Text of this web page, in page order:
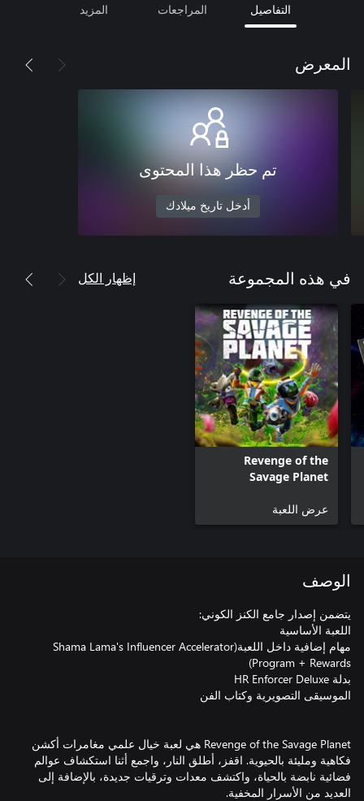
التفاصيل المراجعات المزيد
المعرض
تم حظر هذا المحتوى
أدخل تاريخ ميلادك
في هذه المجموعة إظهار الكل
Revenge of the
Savage Planet
عرض اللعبة
الوصف
مهام إضافية داخل اللعبة(Shama Lama's Influencer Accelerator
Revenge of the Savage Planet هي لعبة خيال علمي مغامرات أكشن
فكاهية ومليئة بالحيوية. اقفز، أطلق النار، واجمع أثنا استكشاف عوالم
فضائية نابضة بالحياة، واكتشف معدات وترقيات جديدة، بالإضافة إلى
العديد من الأسرار المخفية.